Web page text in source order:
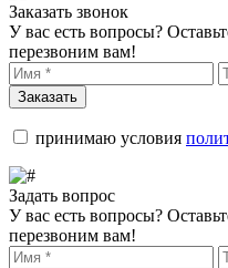
Заказать звонок
У вас есть вопросы?
перезвоним вам!
Заказать
принимаю условия
Задать вопрос
У вас есть вопросы?
перезвоним вам!